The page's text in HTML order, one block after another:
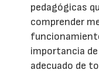
pedagógicas
comprender
importancia
adecuado de